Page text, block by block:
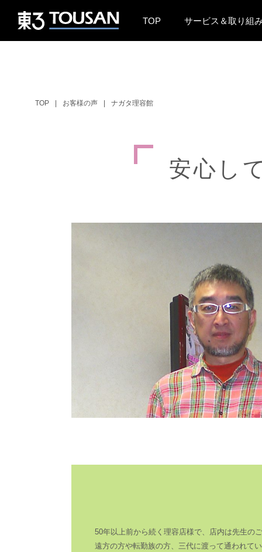
TOP サービス＆取り組
TOP お客様の声 ナガタ理容館
安心 し
50年以上前から続く理容店様で、店内は先生の
遠方の方や転勤族の方、三代に渡って通われて